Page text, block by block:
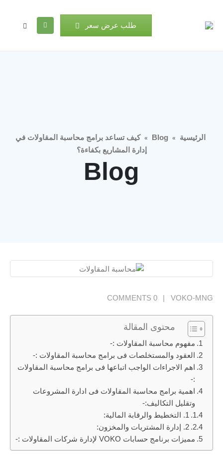
طلب عرض سعر
الرئيسية »
Blog
»
كيف تساعد برامج محاسبة المقاولات في
إدارة المشاريع بكفاءة؟
Blog
VOKO-MNG
0 COMMENTS
محتوى المقالة
مفهوم محاسبة المقاولات :-
العقود والمستخلصات فى برامج محاسبة المقاولات :-
اهم الاجراءات الواجب اتباعها فى برامج محاسبة المقاولات
:-
اهمية برامج محاسبة المقاولات فى ادارة المشروعات
وتقليل التكاليف:-
1. التخطيط والرقابة المالية:
2. إدارة المشتريات والمخزون:
مميزات برنامج حسابات VOKO لإدارة شركات المقاولات :-